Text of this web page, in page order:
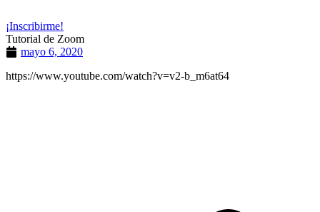
¡Inscribirme!
Tutorial de Zoom
mayo 6, 2020
https://www.youtube.com/watch?v=v2-b_m6at64